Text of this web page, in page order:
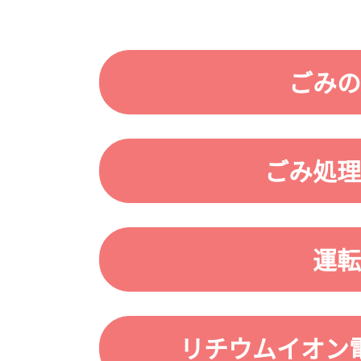
ごみ
ごみ処
運
リチウムイオ